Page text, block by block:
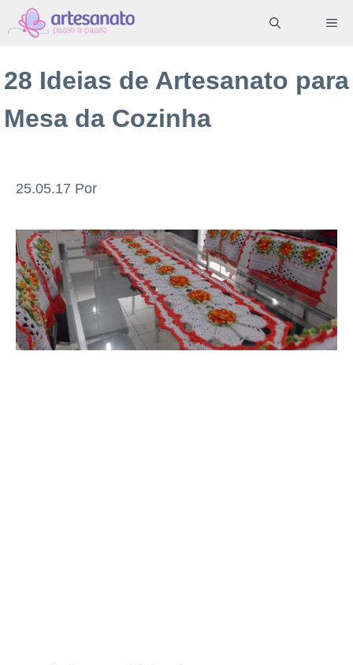
Pular
para
conteúdo
28 Ideias de Artesanato para
Mesa da Cozinha
25.05.17 Por